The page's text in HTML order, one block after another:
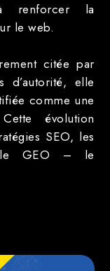
renforcer la
le web.
citée par
d’autorité, elle
comme une
évolution
SEO, les
le GEO – le